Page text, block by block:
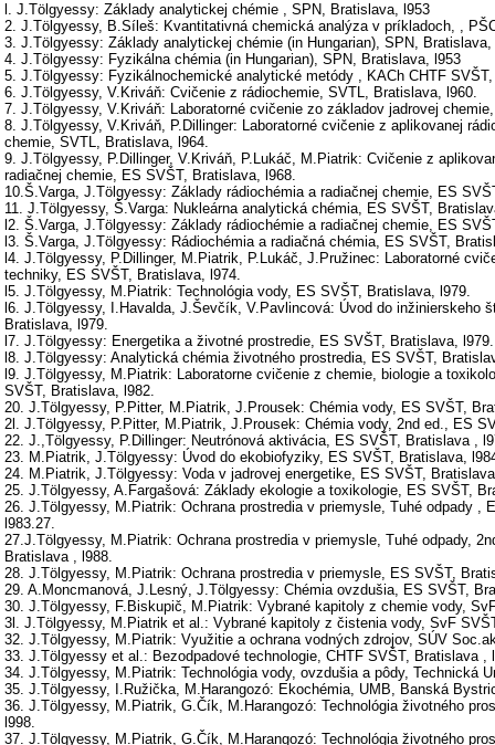
l. J.Tölgyessy: Základy analytickej chémie , SPN, Bratislava, l953
2. J.Tölgyessy, B.Síleš: Kvantitativná chemická analýza v príkladoch, ,
3. J.Tölgyessy: Základy analytickej chémie (in Hungarian), SPN, Bratislava,
4. J.Tölgyessy: Fyzikálna chémia (in Hungarian), SPN, Bratislava, l953
5. J.Tölgyessy: Fyzikálnochemické analytické metódy , KACh CHTF
6. J.Tölgyessy, V.Kriváň: Cvičenie z rádiochemie, SVTL, Bratislava, l960.
7. J.Tölgyessy, V.Kriváň: Laboratorné cvičenie zo základov jadrovej
8. J.Tölgyessy, V.Kriváň, P.Dillinger: Laboratorné cvičenie z aplikovanej
chemie, SVTL, Bratislava, l964.
9. J.Tölgyessy, P.Dillinger, V.Kriváň, P.Lukáč, M.Piatrik: Cvičenie z
radiačnej chemie, ES SVŠT, Bratislava, l968.
10.Š.Varga, J.Tölgyessy: Základy rádiochémia a radiačnej chemie, ES
11. J.Tölgyessy, Š.Varga: Nukleárna analytická chémia, ES SVŠT,
l2. Š.Varga, J.Tölgyessy: Základy rádiochémie a radiačnej chemie, ES
l3. Š.Varga, J.Tölgyessy: Rádiochémia a radiačná chémia, ES SVŠT,
l4. J.Tölgyessy, P.Dillinger, M.Piatrik, P.Lukáč, J.Pružinec: Laboratorné
techniky, ES SVŠT, Bratislava, l974.
l5. J.Tölgyessy, M.Piatrik: Technológia vody, ES SVŠT, Bratislava, l979.
l6. J.Tölgyessy, I.Havalda, J.Ševčík, V.Pavlincová: Úvod do inžinierskeho
Bratislava, l979.
l7. J.Tölgyessy: Energetika a životné prostredie, ES SVŠT, Bratislava, l979.
l8. J.Tölgyessy: Analytická chémia životného prostredia, ES SVŠT,
l9. J.Tölgyessy, M.Piatrik: Laboratorne cvičenie z chemie, biologie a
SVŠT, Bratislava, l982.
20. J.Tölgyessy, P.Pitter, M.Piatrik, J.Prousek: Chémia vody, ES SVŠT,
2l. J.Tölgyessy, P.Pitter, M.Piatrik, J.Prousek: Chémia vody, 2nd ed., ES
22. J.,Tölgyessy, P.Dillinger: Neutrónová aktivácia, ES SVŠT, Bratislava ,
23. M.Piatrik, J.Tölgyessy: Úvod do ekobiofyziky, ES SVŠT, Bratislava,
24. M.Piatrik, J.Tölgyessy: Voda v jadrovej energetike, ES SVŠT,
25. J.Tölgyessy, A.Fargašová: Základy ekologie a toxikologie, ES SVŠT,
26. J.Tölgyessy, M.Piatrik: Ochrana prostredia v priemysle, Tuhé odpady ,
l983.27.
27.J.Tölgyessy, M.Piatrik: Ochrana prostredia v priemysle, Tuhé odpady,
Bratislava , l988.
28. J.Tölgyessy, M.Piatrik: Ochrana prostredia v priemysle, ES SVŠT,
29. A.Moncmanová, J.Lesný, J.Tölgyessy: Chémia ovzdušia, ES SVŠT,
30. J.Tölgyessy, F.Biskupič, M.Piatrik: Vybrané kapitoly z chemie vody,
3l. J.Tölgyessy, M.Piatrik et al.: Vybrané kapitoly z čistenia vody, SvF
32. J.Tölgyessy, M.Piatrik: Využitie a ochrana vodných zdrojov, SÚV
33. J.Tölgyessy et al.: Bezodpadové technologie, CHTF SVŠT, Bratislava ,
34. J.Tölgyessy, M.Piatrik: Technológia vody, ovzdušia a pôdy, Technická
35. J.Tölgyessy, I.Ružička, M.Harangozó: Ekochémia, UMB, Banská
36. J.Tölgyessy, M.Piatrik, G.Čík, M.Harangozó: Technológia životného
l998.
37. J.Tölgyessy, M.Piatrik, G.Čík, M.Harangozó: Technológia životného